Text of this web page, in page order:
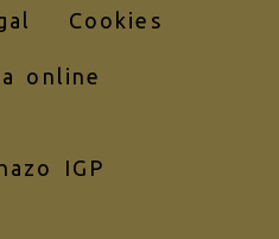
Cookies
online
IGP